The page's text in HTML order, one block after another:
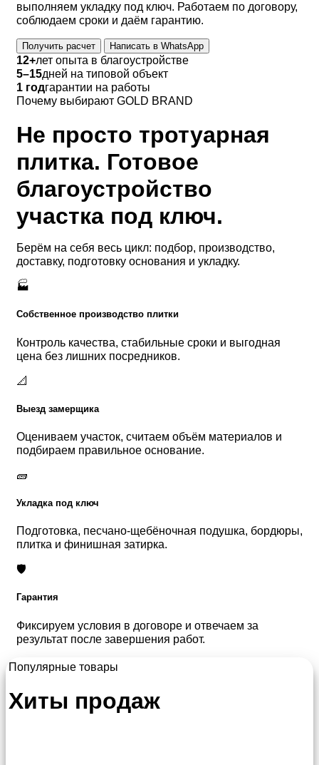
выполняем укладку под ключ. Работаем по договору,
соблюдаем сроки и даём гарантию.
Получить расчет Написать в WhatsApp
12+лет опыта в благоустройстве
5–15дней на типовой объект
1 годгарантии на работы
Почему выбирают GOLD BRAND
Не просто тротуарная
плитка. Готовое
благоустройство
участка под ключ.
Берём на себя весь цикл: подбор, производство,
доставку, подготовку основания и укладку.
🏭
Собственное производство плитки
Контроль качества, стабильные сроки и выгодная
цена без лишних посредников.
📐
Выезд замерщика
Оцениваем участок, считаем объём материалов и
подбираем правильное основание.
🧱
Укладка под ключ
Подготовка, песчано-щебёночная подушка, бордюры,
плитка и финишная затирка.
🛡️
Гарантия
Фиксируем условия в договоре и отвечаем за
результат после завершения работ.
Популярные товары
Хиты продаж